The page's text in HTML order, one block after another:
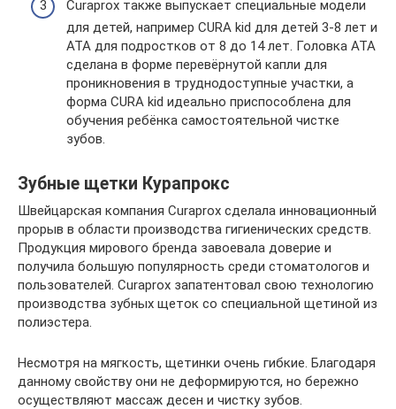
Curaprox также выпускает специальные модели
для детей, например CURA kid для детей 3-8 лет и
ATA для подростков от 8 до 14 лет. Головка ATA
сделана в форме перевёрнутой капли для
проникновения в труднодоступные участки, а
форма CURA kid идеально приспособлена для
обучения ребёнка самостоятельной чистке
зубов.
Зубные щетки Курапрокс
Швейцарская компания Curaprox сделала инновационный
прорыв в области производства гигиенических средств.
Продукция мирового бренда завоевала доверие и
получила большую популярность среди стоматологов и
пользователей. Curaprox запатентовал свою технологию
производства зубных щеток со специальной щетиной из
полиэстера.
Несмотря на мягкость, щетинки очень гибкие. Благодаря
данному свойству они не деформируются, но бережно
осуществляют массаж десен и чистку зубов.